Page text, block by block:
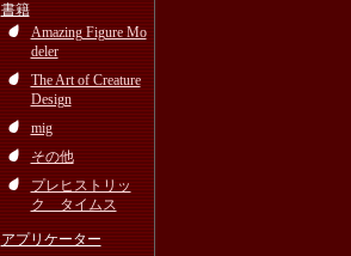
書籍
Amazing Figure Mo
deler
The Art of Creature
Design
mig
その他
プレヒストリッ
ク タイムス
アプリケーター